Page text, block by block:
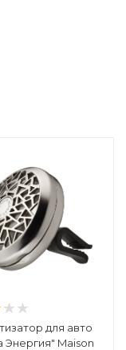
для авто
Энергия" Maison